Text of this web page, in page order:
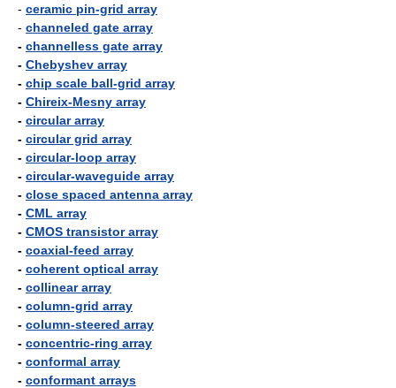
- ceramic pin-grid array
- channeled gate array
- channelless gate array
- Chebyshev array
- chip scale ball-grid array
- Chireix-Mesny array
- circular array
- circular grid array
- circular-loop array
- circular-waveguide array
- close spaced antenna array
- CML array
- CMOS transistor array
- coaxial-feed array
- coherent optical array
- collinear array
- column-grid array
- column-steered array
- concentric-ring array
- conformal array
- conformant arrays